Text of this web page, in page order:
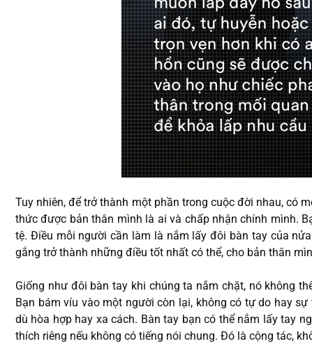
Tuy nhiên, để trở thành một phần trong cuộc đời nhau, có
thức được bản thân mình là ai và chấp nhận chính mình.
tệ. Điều mỗi người cần làm là nắm lấy đôi bàn tay của
gắng trở thành những điều tốt nhất có thể, cho bản thân
Giống như đôi bàn tay khi chúng ta nắm chặt, nó không
Bạn bám víu vào một người còn lại, không có tự do hay
dù hòa hợp hay xa cách. Bàn tay bạn có thể nắm lấy tay
thích riêng nếu không có tiếng nói chung. Đó là cộng tác,